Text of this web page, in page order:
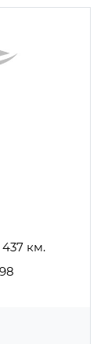
437 км.